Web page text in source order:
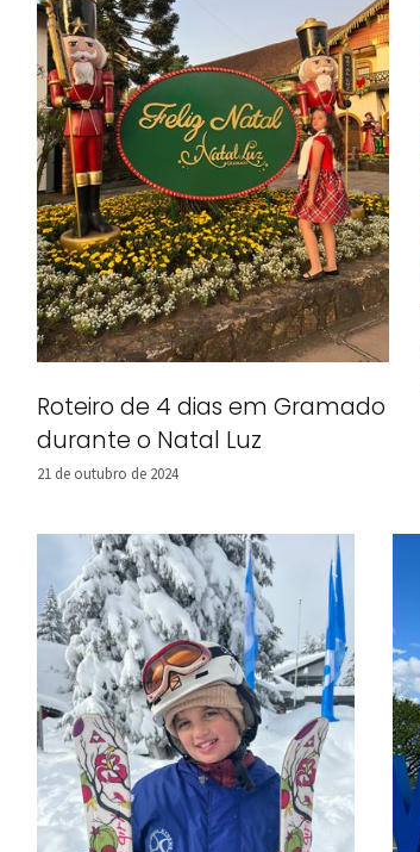
Roteiro de 4 dias em Gramado
durante o Natal Luz
21 de outubro de 2024